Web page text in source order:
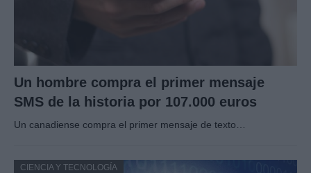
Un hombre compra el primer mensaje
SMS de la historia por 107.000 euros
Un canadiense compra el primer mensaje de texto…
CIENCIA Y TECNOLOGÍA